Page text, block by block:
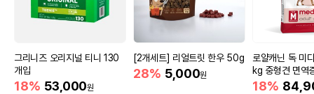
그리니즈 오리지널 티니 130
개입
18% 53,000원
[2개세트] 리얼트릿 한우 50g
28% 5,000원
로얄캐닌 독 미
kg 중형견 면역
18%